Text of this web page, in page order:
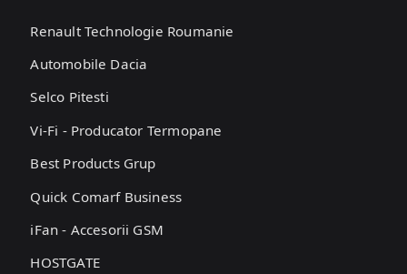
Renault Technologie Roumanie
Automobile Dacia
Selco Pitesti
Vi-Fi - Producator Termopane
Best Products Grup
Quick Comarf Business
iFan - Accesorii GSM
HOSTGATE